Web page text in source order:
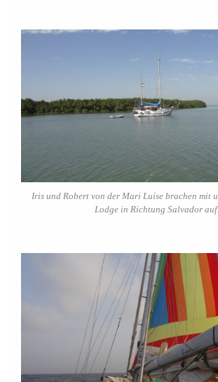
Iris und Robert von der Mari Luise brachen mit
Lodge in Richtung Salvador auf.